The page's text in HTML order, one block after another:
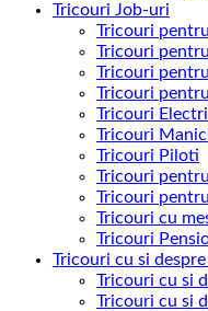
Tricouri Job-uri
Tricouri
Tricouri
Tricouri
Tricouri
Tricouri
Tricouri
Tricouri Piloti
Tricouri
Tricouri
Tricouri cu
Tricouri
Tricouri cu si
Tricouri cu si
Tricouri cu si